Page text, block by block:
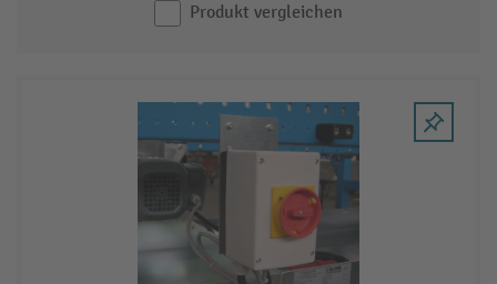
Produkt vergleichen